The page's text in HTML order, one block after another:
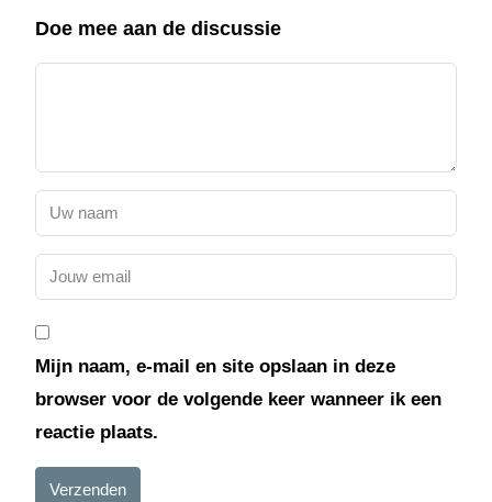
Doe mee aan de discussie
Mijn naam, e-mail en site opslaan in deze
browser voor de volgende keer wanneer ik een
reactie plaats.
Verzenden